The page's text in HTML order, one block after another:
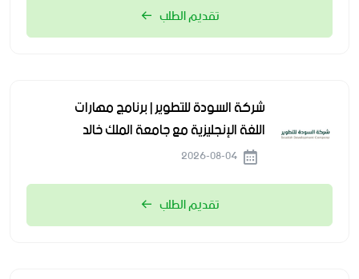
تقديم الطلب
شركة السودة للتطوير | برنامج مهارات
اللغة الإنجليزية مع جامعة الملك خالد
تقديم الطلب